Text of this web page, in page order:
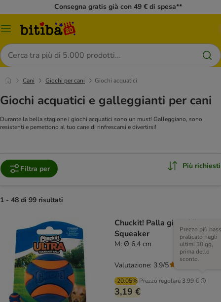
Consegna gratis già con 49 € di spesa**
Overview
Cerca
Cani Giochi per cani Giochi acquatici
Giochi acquatici e galleggianti per cani
Durante la bella stagione i giochi acquatici sono un must! Galleggiano, sono
resistenti e pemettono al tuo cane di rinfrescarsi e divertirsi!
Filtra per Più richiesti
1 - 48 di 99 risultati
Chuckit! Palla gioco Ultra
Squeaker
M: Ø 6,4 cm
-20.05% Prezzo regolare3,99 €
Prezzo più
praticato negli
ultimi 30 gg,
prima dello
sconto.
3,19 €
Valutazione: 3.9/5